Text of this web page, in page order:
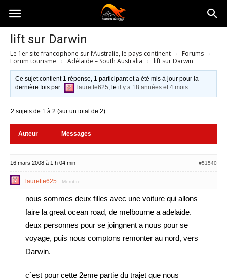
Australia-
australie.com
lift sur Darwin
Le 1er site francophone sur l’Australie, le pays-continent › Forums ›
Forum tourisme › Adélaide – South Australia › lift sur Darwin
Ce sujet contient 1 réponse, 1 participant et a été mis à jour pour la
dernière fois par
laurette625, leil y a 18 années et 4 mois.
2 sujets de 1 à 2 (sur un total de 2)
Auteur Messages
16 mars 2008 à 1 h 04 min #51540
laurette625 Membre
nous sommes deux filles avec une voiture qui allons
faire la great ocean road, de melbourne a adelaide.
deux personnes pour se joingnent a nous pour se
voyage, puis nous comptons remonter au nord, vers
Darwin.
c`est pour cette 2eme partie du trajet que nous